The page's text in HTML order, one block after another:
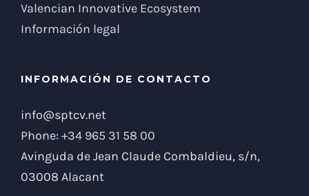
Valencian Innovative Ecosystem
Información legal
INFORMACIÓN DE CONTACTO
info@sptcv.net
Phone: +34 965 31 58 00
Avinguda de Jean Claude Combaldieu, s/n,
03008 Alacant